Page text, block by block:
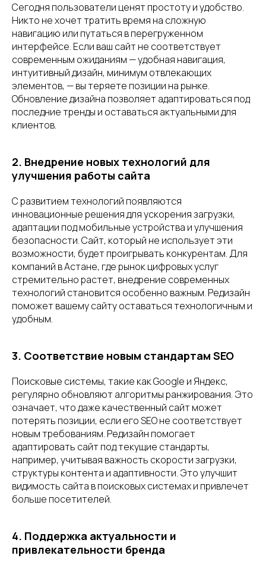
Сегодня пользователи ценят простоту и удобство.
Никто не хочет тратить время на сложную
навигацию или путаться в перегруженном
интерфейсе. Если ваш сайт не соответствует
современным ожиданиям — удобная навигация,
интуитивный дизайн, минимум отвлекающих
элементов, — вы теряете позиции на рынке.
Обновление дизайна позволяет адаптироваться под
последние тренды и оставаться актуальными для
клиентов.
2. Внедрение новых технологий для
улучшения работы сайта
С развитием технологий появляются
инновационные решения для ускорения загрузки,
адаптации под мобильные устройства и улучшения
безопасности. Сайт, который не использует эти
возможности, будет проигрывать конкурентам. Для
компаний в Астане, где рынок цифровых услуг
стремительно растет, внедрение современных
технологий становится особенно важным. Редизайн
поможет вашему сайту оставаться технологичным и
удобным.
3. Соответствие новым стандартам SEO
Поисковые системы, такие как Google и Яндекс,
регулярно обновляют алгоритмы ранжирования. Это
означает, что даже качественный сайт может
потерять позиции, если его SEO не соответствует
новым требованиям. Редизайн помогает
адаптировать сайт под текущие стандарты,
например, учитывая важность скорости загрузки,
структуры контента и адаптивности. Это улучшит
видимость сайта в поисковых системах и привлечет
больше посетителей.
4. Поддержка актуальности и
привлекательности бренда